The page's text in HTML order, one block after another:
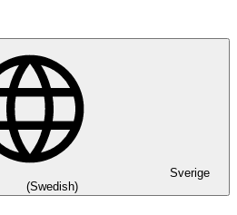
Sverige
(Swedish)